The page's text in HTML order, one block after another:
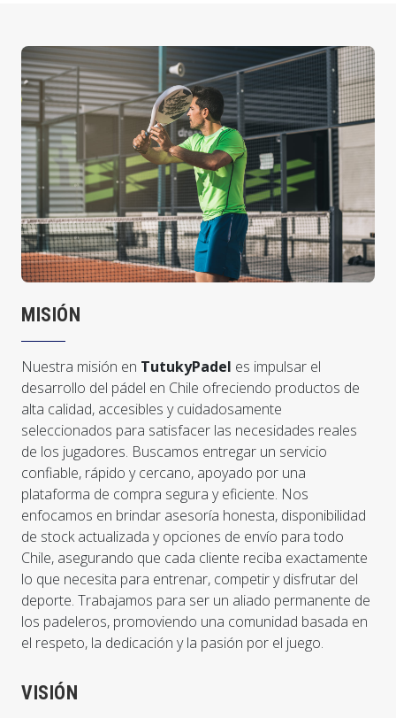
MISIÓN
Nuestra misión en TutukyPadel es impulsar el
desarrollo del pádel en Chile ofreciendo productos de
alta calidad, accesibles y cuidadosamente
seleccionados para satisfacer las necesidades reales
de los jugadores. Buscamos entregar un servicio
confiable, rápido y cercano, apoyado por una
plataforma de compra segura y eficiente. Nos
enfocamos en brindar asesoría honesta, disponibilidad
de stock actualizada y opciones de envío para todo
Chile, asegurando que cada cliente reciba exactamente
lo que necesita para entrenar, competir y disfrutar del
deporte. Trabajamos para ser un aliado permanente de
los padeleros, promoviendo una comunidad basada en
el respeto, la dedicación y la pasión por el juego.
VISIÓN